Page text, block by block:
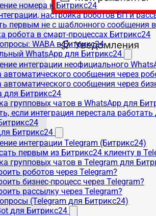
номера к Битрикс24
настройка роботов БП и
первым не с шаблонного сообщения
робота в смарт-процессах Битрикс24
WABA в Битрикс24
WhatsApp для Битрикс24
интеграции неофициального
автоматического сообщения через
автоматического сообщения через
для Битрикс24
групповых чатов в WhatsApp для
если интеграция перестала
Битрикс24
интеграции Telegram (Битрикс24)
первым из Битрикс24 клиенту в
групповых чатов в Telegram для
роботов через Telegram?
бизнес-процесс через Telegram?
рассылку через Telegram?
(Telegram для Битрикс24)
для Битрикс24